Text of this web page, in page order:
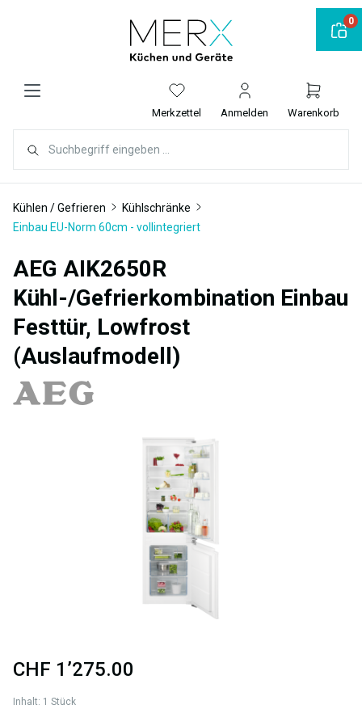
Merkzettel Anmelden Warenkorb
Kühlen / Gefrieren
Kühlschränke
Einbau EU-Norm 60cm - vollintegriert
AEG AIK2650R
Kühl-/Gefrierkombination Einbau
Festtür, Lowfrost
(Auslaufmodell)
Bildergalerie überspringen
CHF 1’275.00
Inhalt: 1 Stück
0